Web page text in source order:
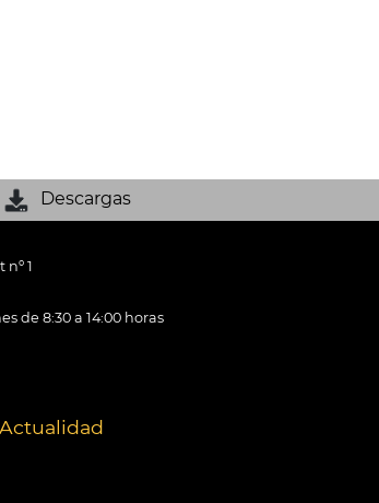
Descargas
1
de 8:30 a 14:00 horas
Actualidad